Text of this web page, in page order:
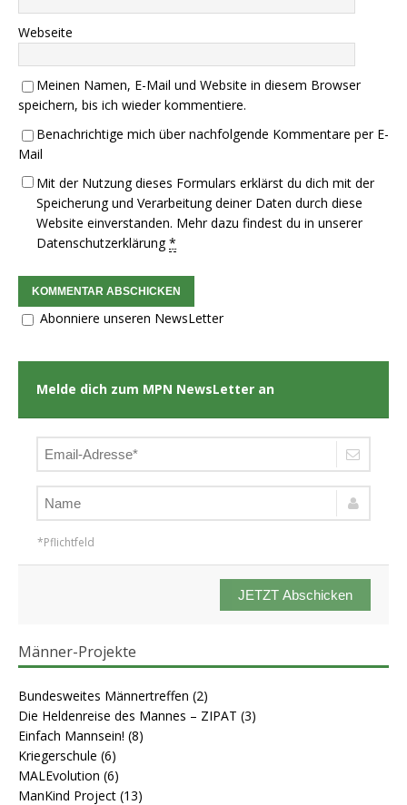
Webseite
Meinen Namen, E-Mail und Website in diesem Browser
speichern, bis ich wieder kommentiere.
Benachrichtige mich über nachfolgende Kommentare per E-
Mail
Mit der Nutzung dieses Formulars erklärst du dich mit der
Speicherung und Verarbeitung deiner Daten durch diese
Website einverstanden. Mehr dazu findest du in unserer
Datenschutzerklärung *
Abonniere unseren NewsLetter
Melde dich zum MPN NewsLetter an
*Pflichtfeld
JETZT Abschicken
Männer-Projekte
Bundesweites Männertreffen (2)
Die Heldenreise des Mannes – ZIPAT (3)
Einfach Mannsein! (8)
Kriegerschule (6)
MALEvolution (6)
ManKind Project (13)